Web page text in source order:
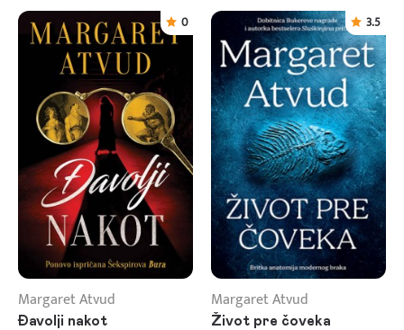
0
Margaret Atvud
Đavolji nakot
3.5
Margaret Atvud
Život pre čoveka